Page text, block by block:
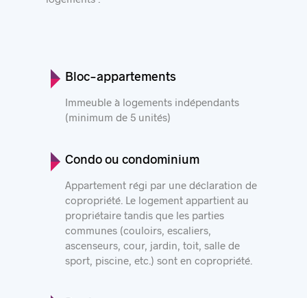
Bloc-appartements
Immeuble à logements indépendants
(minimum de 5 unités)
Condo ou condominium
Appartement régi par une déclaration de
copropriété. Le logement appartient au
propriétaire tandis que les parties
communes (couloirs, escaliers,
ascenseurs, cour, jardin, toit, salle de
sport, piscine, etc.) sont en copropriété.